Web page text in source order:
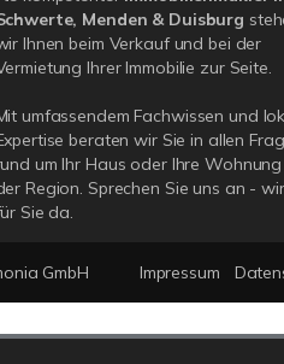
Menden & Duisburg
Ihnen beim Verkauf und bei der
Ihrer Immobilie zur Seite.
umfassendem Fachwissen und
beraten wir Sie in allen
um Ihr Haus oder Ihre Wohnung
Region. Sprechen Sie uns an -
Sie da.
GmbH Impressum